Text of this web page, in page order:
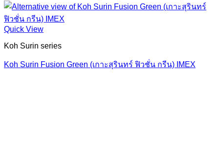
Quick View
Koh Surin series
Koh Surin Fusion Green (เกาะสุรินทร์ ฟิวชั่น กรีน) IMEX